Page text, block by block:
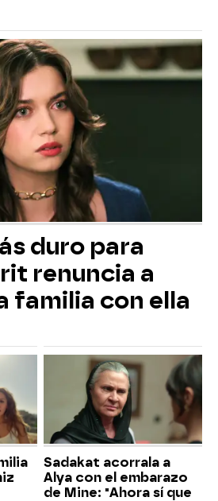
duro para
renuncia a
familia con ella
Sadakat acorrala a
Alya con el embarazo
de Mine: "Ahora sí que